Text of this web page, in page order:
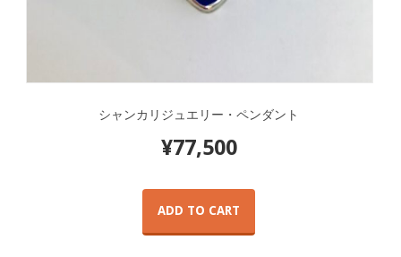
シャンカリジュエリー・ペンダント
¥77,500
ADD TO CART